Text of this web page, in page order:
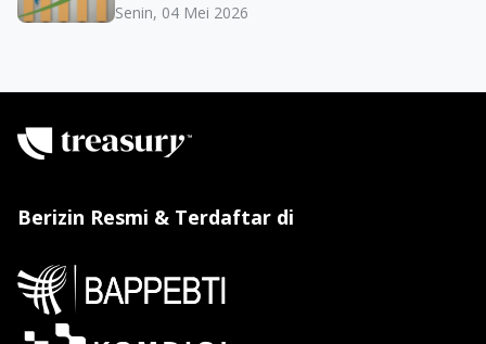
Senin, 04 Mei 2026
Berizin Resmi & Terdaftar di